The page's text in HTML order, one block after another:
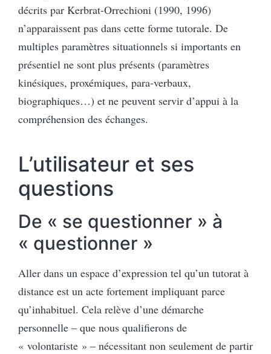
décrits par Kerbrat-Orrechioni (1990, 1996)
n’apparaissent pas dans cette forme tutorale. De
multiples paramètres situationnels si importants en
présentiel ne sont plus présents (paramètres
kinésiques, proxémiques, para-verbaux,
biographiques…) et ne peuvent servir d’appui à la
compréhension des échanges.
L’utilisateur et ses
questions
De « se questionner » à
« questionner »
Aller dans un espace d’expression tel qu’un tutorat à
distance est un acte fortement impliquant parce
qu’inhabituel. Cela relève d’une démarche
personnelle – que nous qualifierons de
« volontariste » – nécessitant non seulement de partir